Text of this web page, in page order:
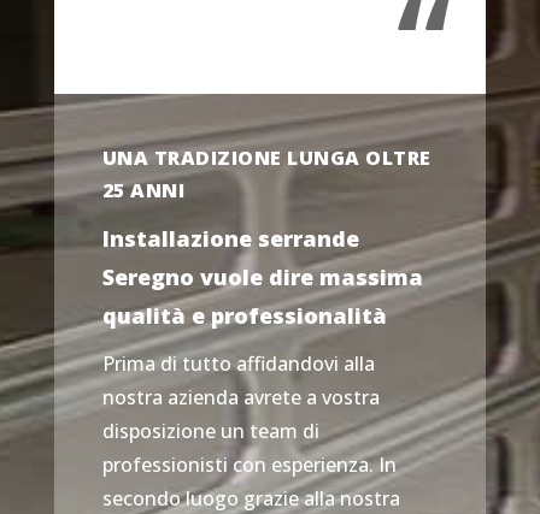
“
UNA TRADIZIONE LUNGA OLTRE
25 ANNI
Installazione serrande
Seregno vuole dire massima
qualità e professionalità
Prima di tutto affidandovi alla
nostra azienda avrete a vostra
disposizione un team di
professionisti con esperienza. In
secondo luogo grazie alla nostra